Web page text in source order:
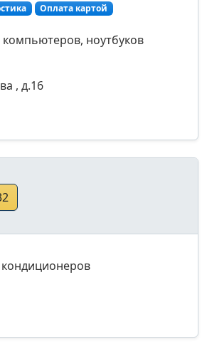
Оплата картой
ноутбуков
, д.16